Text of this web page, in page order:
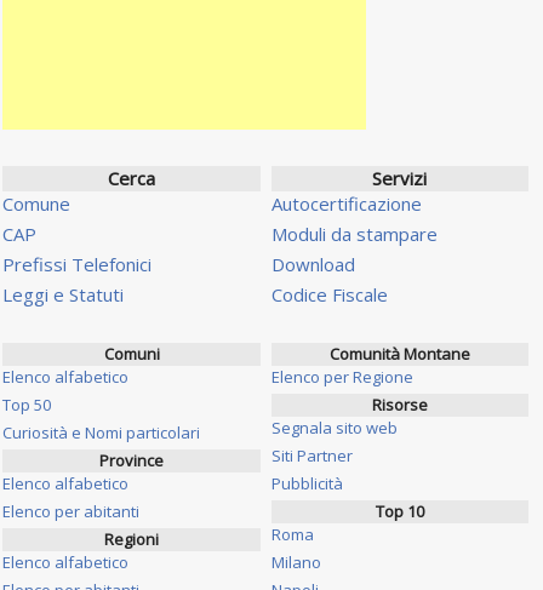
Cerca
Comune
CAP
Prefissi Telefonici
Leggi e Statuti
Servizi
Autocertificazione
Moduli da stampare
Download
Codice Fiscale
Comuni
Elenco alfabetico
Top 50
Curiosità e Nomi particolari
Province
Elenco alfabetico
Elenco per abitanti
Regioni
Elenco alfabetico
Comunità Montane
Elenco per Regione
Risorse
Segnala sito web
Siti Partner
Pubblicità
Top 10
Roma
Milano